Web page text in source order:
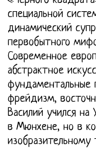
специальной
динамический
первобытного
Современное
абстрактное
фундаментальные
фрейдизм,
Василий учился
в Мюнхене, но в